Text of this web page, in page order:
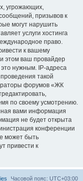
угрожающих,
призывов к
могут нарушить
услуги хостинга
право.
к вашему
этом ваш провайдер
это нужным. IP-адреса
такой
форумов «ЖК
по своему усмотрению.
вами информация
не будет открыта
конференции
может быть
привести к
Часовой пояс: UTC+03:00